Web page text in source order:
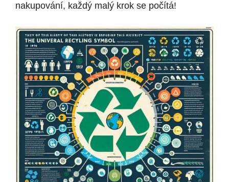
nakupování, každý malý krok se počítá!